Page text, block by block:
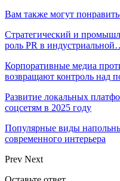
Вам также могут
Стратегический и
роль PR в
Корпоративные медиа
возвращают контроль над
Развитие локальных
соцсетям в 2025 году
Популярные виды
современного интерьера
Prev Next